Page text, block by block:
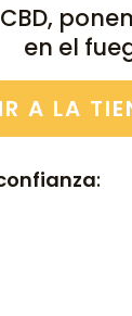
en el
IR A LA
: